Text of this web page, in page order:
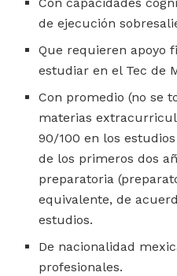
Con capacidades
de ejecución
Que requieren apoyo
estudiar en el Tec de
Con promedio (no se
materias
90/100 en los
de los primeros dos
preparatoria
equivalente, de
estudios.
De nacionalidad
profesionales.